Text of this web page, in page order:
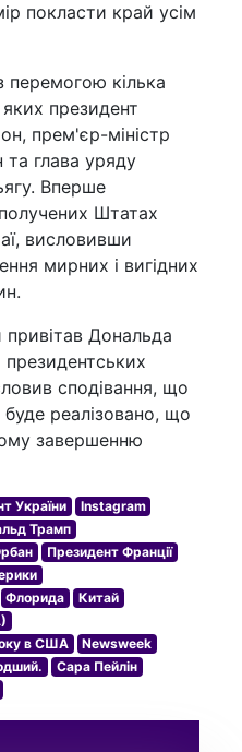
покласти край усім
перемогою кілька
яких президент
прем'єр-міністр
глава уряду
Вперше
Штатах
висловивши
мирних і вигідних
Дональда
сподівання, що
реалізовано, що
завершенню
України
Instagram
Трамп
Президент Франції
Флорида
Китай
в США
Newsweek
Сара Пейлін